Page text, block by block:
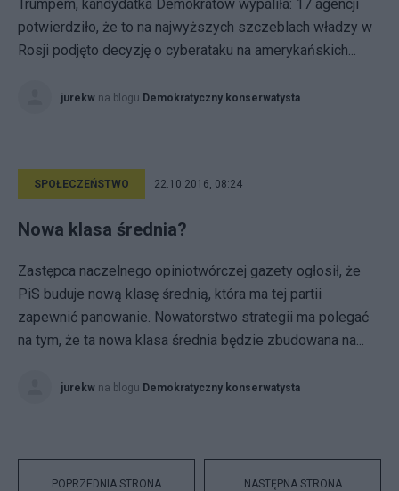
Trumpem, kandydatka Demokratów wypaliła: 17 agencji
potwierdziło, że to na najwyższych szczeblach władzy w
Rosji podjęto decyzję o cyberataku na amerykańskich...
jurekw na blogu Demokratyczny konserwatysta
SPOŁECZEŃSTWO 22.10.2016, 08:24
Nowa klasa średnia?
Zastępca naczelnego opiniotwórczej gazety ogłosił, że
PiS buduje nową klasę średnią, która ma tej partii
zapewnić panowanie. Nowatorstwo strategii ma polegać
na tym, że ta nowa klasa średnia będzie zbudowana na...
jurekw na blogu Demokratyczny konserwatysta
POPRZEDNIA STRONA NASTĘPNA STRONA